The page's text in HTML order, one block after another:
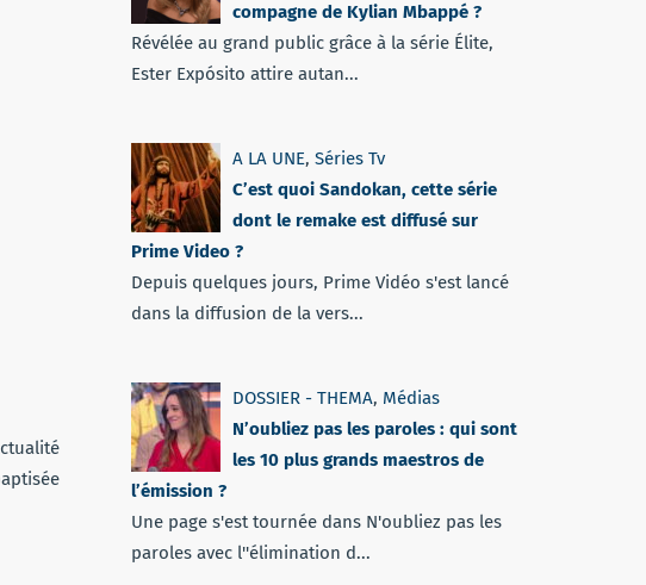
compagne de Kylian Mbappé ?
Révélée au grand public grâce à la série Élite,
Ester Expósito attire autan...
A LA UNE, Séries Tv
C’est quoi Sandokan, cette série
dont le remake est diffusé sur
Prime Video ?
Depuis quelques jours, Prime Vidéo s'est lancé
dans la diffusion de la vers...
DOSSIER - THEMA, Médias
N’oubliez pas les paroles : qui sont
les 10 plus grands maestros de
l’émission ?
Une page s'est tournée dans N'oubliez pas les
paroles avec l''élimination d...